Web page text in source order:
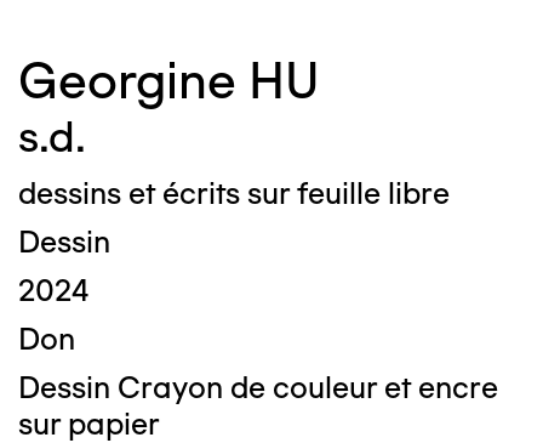
Georgine HU
s.d.
dessins et écrits sur feuille libre
Dessin
2024
Don
Dessin Crayon de couleur et encre
sur papier